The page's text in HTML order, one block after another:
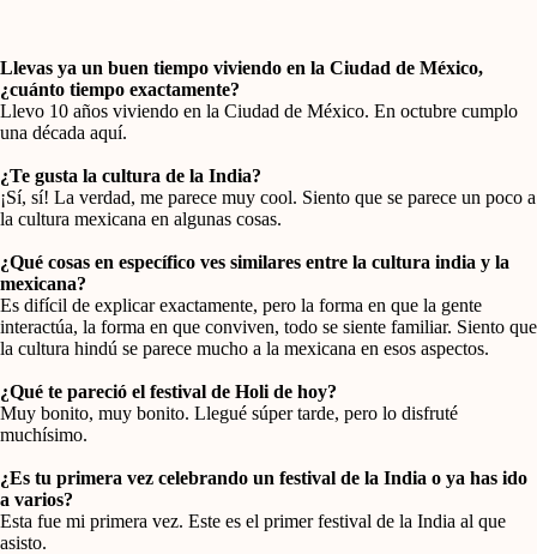
Llevas ya un buen tiempo viviendo en la Ciudad de México,
¿cuánto tiempo exactamente?
Llevo 10 años viviendo en la Ciudad de México. En octubre cumplo
una década aquí.
¿Te gusta la cultura de la India?
¡Sí, sí! La verdad, me parece muy cool. Siento que se parece un poco a
la cultura mexicana en algunas cosas.
¿Qué cosas en específico ves similares entre la cultura india y la
mexicana?
Es difícil de explicar exactamente, pero la forma en que la gente
interactúa, la forma en que conviven, todo se siente familiar. Siento que
la cultura hindú se parece mucho a la mexicana en esos aspectos.
¿Qué te pareció el festival de Holi de hoy?
Muy bonito, muy bonito. Llegué súper tarde, pero lo disfruté
muchísimo.
¿Es tu primera vez celebrando un festival de la India o ya has ido
a varios?
Esta fue mi primera vez. Este es el primer festival de la India al que
asisto.